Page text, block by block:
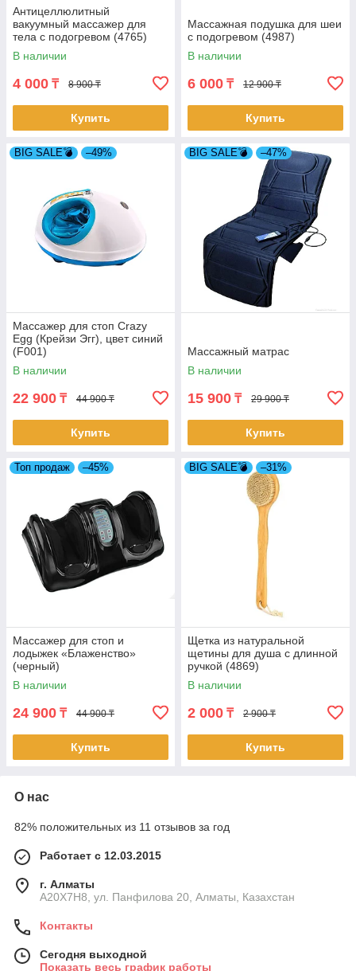
Антицеллюлитный
вакуумный массажер для
тела с подогревом (4765)
В наличии
4 000 ₸ 8 900 ₸
Купить
Массажная подушка для шеи
с подогревом (4987)
В наличии
6 000 ₸ 12 900 ₸
Купить
BIG SALE💣 –49%
Массажер для стоп Crazy
Egg (Крейзи Эгг), цвет синий
(F001)
В наличии
22 900 ₸ 44 900 ₸
Купить
BIG SALE💣 –47%
Массажный матрас
В наличии
15 900 ₸ 29 900 ₸
Купить
Топ продаж –45%
Массажер для стоп и
лодыжек «Блаженство»
(черный)
В наличии
24 900 ₸ 44 900 ₸
Купить
BIG SALE💣 –31%
Щетка из натуральной
щетины для душа с длинной
ручкой (4869)
В наличии
2 000 ₸ 2 900 ₸
Купить
О нас
82% положительных из 11 отзывов за год
Работает с 12.03.2015
г. Алматы
A20X7H8, ул. Панфилова 20, Алматы, Казахстан
Контакты
Сегодня выходной
Показать весь график работы